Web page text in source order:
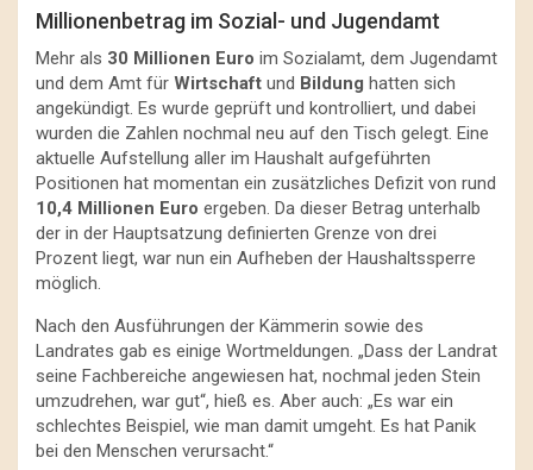
Millionenbetrag im Sozial- und Jugendamt
Mehr als 30 Millionen Euro im Sozialamt, dem Jugendamt
und dem Amt für Wirtschaft und Bildung hatten sich
angekündigt. Es wurde geprüft und kontrolliert, und dabei
wurden die Zahlen nochmal neu auf den Tisch gelegt. Eine
aktuelle Aufstellung aller im Haushalt aufgeführten
Positionen hat momentan ein zusätzliches Defizit von rund
10,4 Millionen Euro ergeben. Da dieser Betrag unterhalb
der in der Hauptsatzung definierten Grenze von drei
Prozent liegt, war nun ein Aufheben der Haushaltssperre
möglich.
Nach den Ausführungen der Kämmerin sowie des
Landrates gab es einige Wortmeldungen. „Dass der Landrat
seine Fachbereiche angewiesen hat, nochmal jeden Stein
umzudrehen, war gut“, hieß es. Aber auch: „Es war ein
schlechtes Beispiel, wie man damit umgeht. Es hat Panik
bei den Menschen verursacht.“